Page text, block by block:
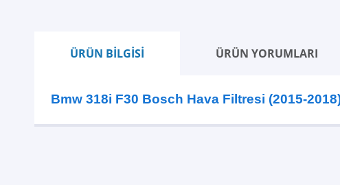
ÜRÜN BİLGİSİ ÜRÜN YORUMLARI
Bmw 318i F30 Bosch Hava Filtresi (2015-